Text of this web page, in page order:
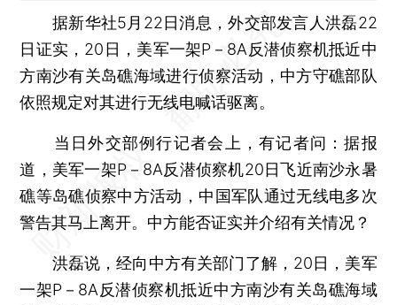
据新华社5月22日消息，外交部发言人洪磊22
日证实，20日，美军一架P－8A反潜侦察机抵近中
方南沙有关岛礁海域进行侦察活动，中方守礁部队
依照规定对其进行无线电喊话驱离。
当日外交部例行记者会上，有记者问：据报
道，美军一架P－8A反潜侦察机20日飞近南沙永暑
礁等岛礁侦察中方活动，中国军队通过无线电多次
警告其马上离开。中方能否证实并介绍有关情况？
洪磊说，经向中方有关部门了解，20日，美军
一架P－8A反潜侦察机抵近中方南沙有关岛礁海域